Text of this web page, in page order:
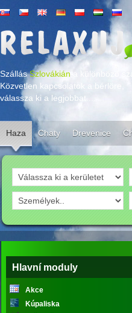
SzállásSzlovákián ,a különböző
Közvetlen kapcsolatok a bérlöre,
válassza ki a legjobbat....
Haza Chaty Drevenice
Hlavní moduly
Akce
Kúpaliska